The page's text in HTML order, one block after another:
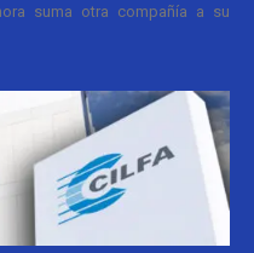
suma otra compañía a su